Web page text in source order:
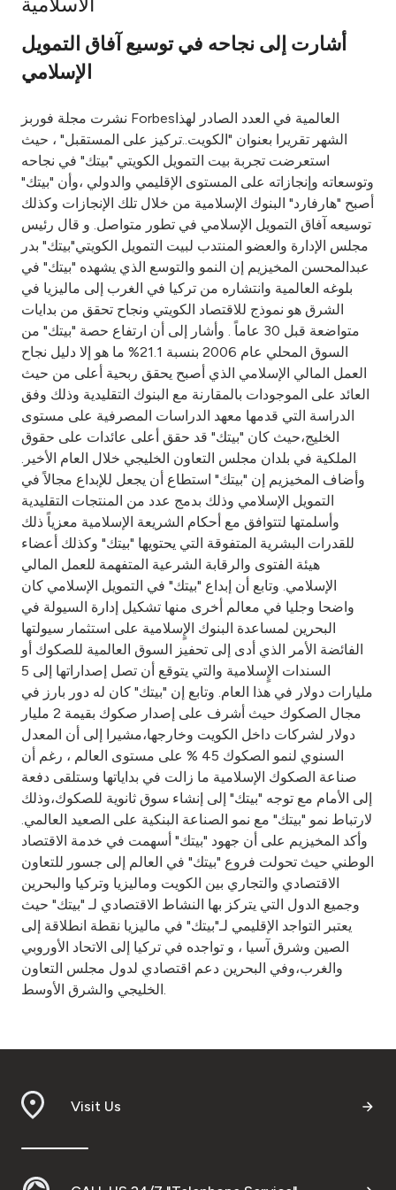
Ways to bank
Tools & Services
After Sales Services
Contact us
Branch & ATM locator
Germany
Malaysia
Turkey
Egypt
UK
Kingdom of Bahrain
أشارت إلى نجاحه في توسيع آفاق التمويل
الإسلامي
نشرت مجلة فوربز Forbesالعالمية في العدد الصادر لهذا
الشهر تقريرا بعنوان "الكويت..تركيز على المستقبل" ، حيث
استعرضت تجربة بيت التمويل الكويتي "بيتك" في نجاحه
وتوسعاته وإنجازاته على المستوى الإقليمي والدولي ،وأن "بيتك"
أصبح "هارفارد" البنوك الإسلامية من خلال تلك الإنجازات وكذلك
توسيعه آفاق التمويل الإسلامي في تطور متواصل. و قال رئيس
مجلس الإدارة والعضو المنتدب لبيت التمويل الكويتي"بيتك" بدر
عبدالمحسن المخيزيم إن النمو والتوسع الذي يشهده "بيتك" في
بلوغه العالمية وانتشاره من تركيا في الغرب إلى ماليزيا في
الشرق هو نموذج للاقتصاد الكويتي ونجاح تحقق من بدايات
متواضعة قبل 30 عاماً . وأشار إلى أن ارتفاع حصة "بيتك" من
السوق المحلي عام 2006 بنسبة 21.1% ما هو إلا دليل نجاح
العمل المالي الإسلامي الذي أصبح يحقق ربحية أعلى من حيث
العائد على الموجودات بالمقارنة مع البنوك التقليدية وذلك وفق
الدراسة التي قدمها معهد الدراسات المصرفية على مستوى
الخليج،حيث كان "بيتك" قد حقق أعلى عائدات على حقوق
الملكية في بلدان مجلس التعاون الخليجي خلال العام الأخير.
وأضاف المخيزيم إن "بيتك" استطاع أن يجعل للإبداع مجالاً في
التمويل الإسلامي وذلك بدمج عدد من المنتجات التقليدية
وأسلمتها لتتوافق مع أحكام الشريعة الإسلامية معزياً ذلك
للقدرات البشرية المتفوقة التي يحتويها "بيتك" وكذلك أعضاء
هيئة الفتوى والرقابة الشرعية المتفهمة للعمل المالي
الإسلامي. وتابع أن إبداع "بيتك" في التمويل الإسلامي كان
واضحا وجليا في معالم أخرى منها تشكيل إدارة السيولة في
البحرين لمساعدة البنوك الإٍسلامية على استثمار سيولتها
الفائضة الأمر الذي أدى إلى تحفيز السوق العالمية للصكوك أو
السندات الإٍسلامية والتي يتوقع أن تصل إصداراتها إلى 5
مليارات دولار في هذا العام. وتابع إن "بيتك" كان له دور بارز في
مجال الصكوك حيث أشرف على إصدار صكوك بقيمة 2 مليار
دولار لشركات داخل الكويت وخارجها،مشيرا إلى أن المعدل
السنوي لنمو الصكوك 45 % على مستوى العالم ، رغم أن
صناعة الصكوك الإسلامية ما زالت في بداياتها وستلقى دفعة
إلى الأمام مع توجه "بيتك" إلى إنشاء سوق ثانوية للصكوك،وذلك
لارتباط نمو "بيتك" مع نمو الصناعة البنكية على الصعيد العالمي.
وأكد المخيزيم على أن جهود "بيتك" أسهمت في خدمة الاقتصاد
الوطني حيث تحولت فروع "بيتك" في العالم إلى جسور للتعاون
الاقتصادي والتجاري بين الكويت وماليزيا وتركيا والبحرين
وجميع الدول التي يتركز بها النشاط الاقتصادي لـ "بيتك" حيث
يعتبر التواجد الإقليمي لـ"بيتك" في ماليزيا نقطة انطلاقة إلى
الصين وشرق آسيا ، و تواجده في تركيا إلى الاتحاد الأوروبي
والغرب،وفي البحرين دعم اقتصادي لدول مجلس التعاون
الخليجي والشرق الأوسط.
Visit Us